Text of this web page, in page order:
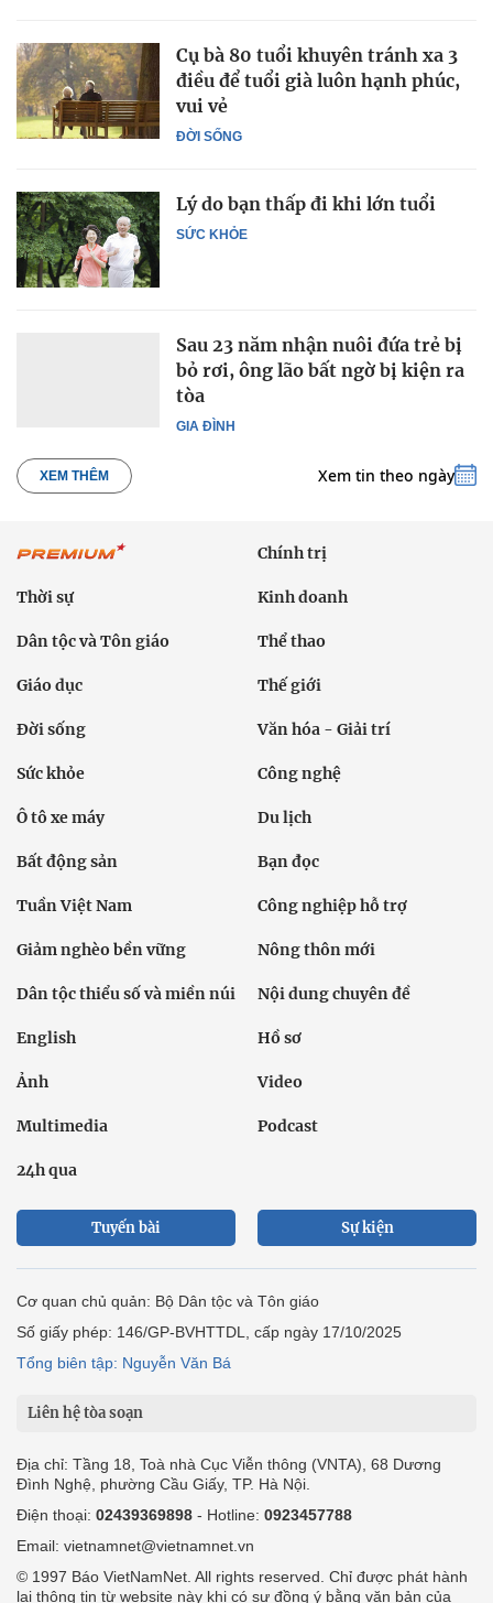
ĐỜI SỐNG
Cụ bà 80 tuổi khuyên tránh xa 3
điều để tuổi già luôn hạnh phúc,
vui vẻ
SỨC KHỎE
Lý do bạn thấp đi khi lớn tuổi
GIA ĐÌNH
Sau 23 năm nhận nuôi đứa trẻ bị
bỏ rơi, ông lão bất ngờ bị kiện ra
tòa
XEM THÊM Xem tin theo ngày
Chính trị
Thời sự Kinh doanh
Dân tộc và Tôn giáo Thể thao
Giáo dục Thế giới
Đời sống Văn hóa - Giải trí
Sức khỏe Công nghệ
Ô tô xe máy Du lịch
Bất động sản Bạn đọc
Tuần Việt Nam Công nghiệp hỗ trợ
Giảm nghèo bền vững Nông thôn mới
Dân tộc thiểu số và miền núi Nội dung chuyên đề
English Hồ sơ
Ảnh Video
Multimedia Podcast
24h qua
Tuyến bài Sự kiện
Cơ quan chủ quản: Bộ Dân tộc và Tôn giáo
Số giấy phép: 146/GP-BVHTTDL, cấp ngày 17/10/2025
Tổng biên tập: Nguyễn Văn Bá
Liên hệ tòa soạn
Địa chỉ: Tầng 18, Toà nhà Cục Viễn thông (VNTA), 68 Dương
Đình Nghệ, phường Cầu Giấy, TP. Hà Nội.
Điện thoại: 02439369898 - Hotline: 0923457788
Email: vietnamnet@vietnamnet.vn
© 1997 Báo VietNamNet. All rights reserved. Chỉ được phát hành
lại thông tin từ website này khi có sự đồng ý bằng văn bản của